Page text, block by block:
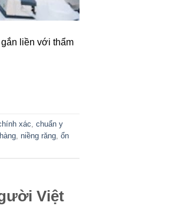
liền với thẩm
xác, chuẩn y
, niềng răng, ổn
Việt